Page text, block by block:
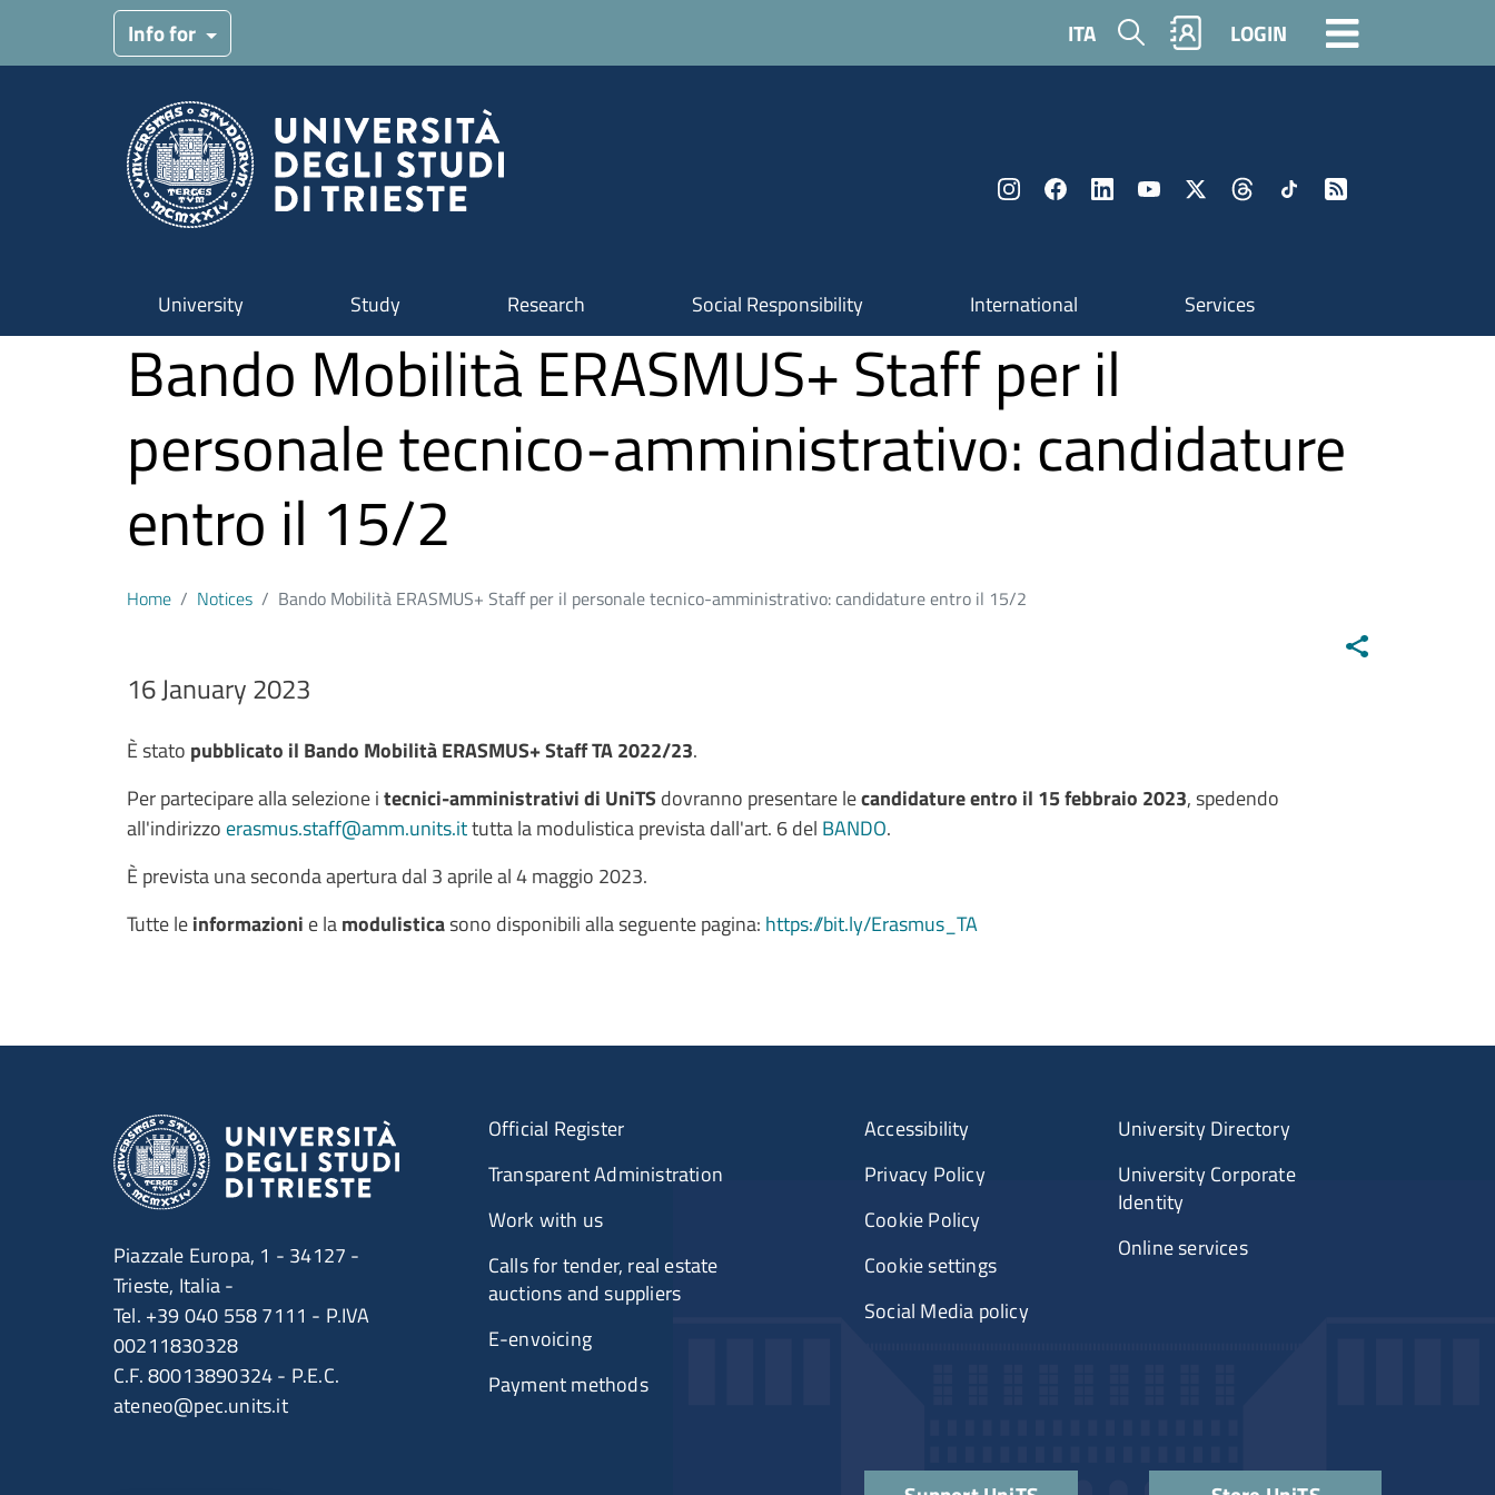
Skip to main content
Info for ITA Search LOGIN
University Study Research Social Responsibility International Services
Bando Mobilità ERASMUS+ Staff per il
personale tecnico-amministrativo: candidature
entro il 15/2
Home Notices Bando Mobilità ERASMUS+ Staff per il personale tecnico-amministrativo: candidature entro il 15/2
16 January 2023
Testo avviso
È stato pubblicato il Bando Mobilità ERASMUS+ Staff TA 2022/23.
Per partecipare alla selezione itecnici-amministrativi di UniTS dovranno presentare lecandidature entro il 15 febbraio 2023, spedendo
all'indirizzo erasmus.staff@amm.units.ittutta la modulistica prevista dall'art. 6 del BANDO.
È prevista una seconda apertura dal 3 aprile al 4 maggio 2023.
Tutte leinformazioni e lamodulisticasono disponibili alla seguente pagina: https://bit.ly/Erasmus_TA
Piazzale Europa, 1 - 34127 -
Trieste, Italia -
Tel. +39 040 558 7111 - P.IVA
00211830328
C.F. 80013890324 - P.E.C.
ateneo@pec.units.it
Official Register
Transparent Administration
Work with us
Calls for tender, real estate
auctions and suppliers
E-envoicing
Payment methods
Accessibility
Privacy Policy
Cookie Policy
Cookie settings
Social Media policy
University Directory
University Corporate
Identity
Online services